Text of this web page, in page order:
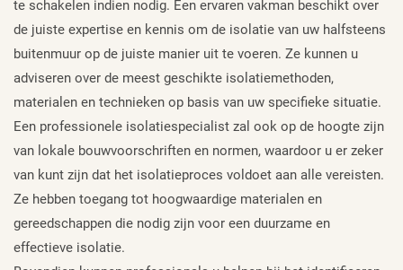
te schakelen indien nodig. Een ervaren vakman beschikt over
de juiste expertise en kennis om de isolatie van uw halfsteens
buitenmuur op de juiste manier uit te voeren. Ze kunnen u
adviseren over de meest geschikte isolatiemethoden,
materialen en technieken op basis van uw specifieke situatie.
Een professionele isolatiespecialist zal ook op de hoogte zijn
van lokale bouwvoorschriften en normen, waardoor u er zeker
van kunt zijn dat het isolatieproces voldoet aan alle vereisten.
Ze hebben toegang tot hoogwaardige materialen en
gereedschappen die nodig zijn voor een duurzame en
effectieve isolatie.